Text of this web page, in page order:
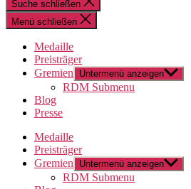
Suche schließen
Menü schließen
Medaille
Preisträger
Gremien
Untermenü anzeigen
RDM Submenu
Blog
Presse
Medaille
Preisträger
Gremien
Untermenü anzeigen
RDM Submenu